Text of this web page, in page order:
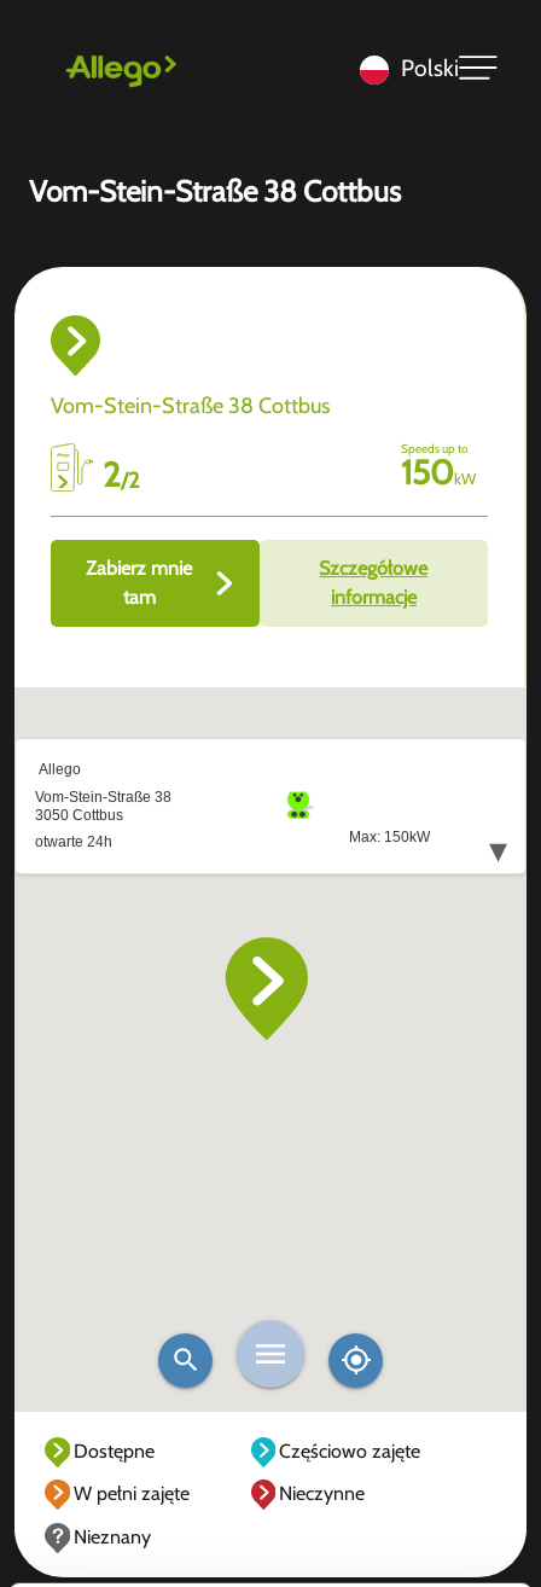
Polski
Vom-Stein-Straße 38 Cottbus
Vom-Stein-Straße 38 Cottbus
2/2
Speeds up to
150kW
Zabierz mnie
tam
Szczegółowe
informacje
Dostępne
Częściowo zajęte
W pełni zajęte
Nieczynne
Nieznany